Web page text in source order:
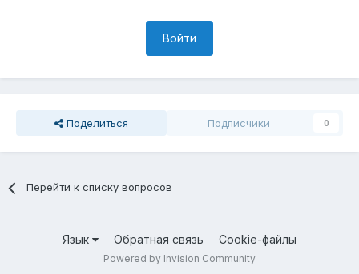
Войти
Поделиться Подписчики 0
Перейти к списку вопросов
Язык Обратная связь Cookie-файлы
Powered by Invision Community